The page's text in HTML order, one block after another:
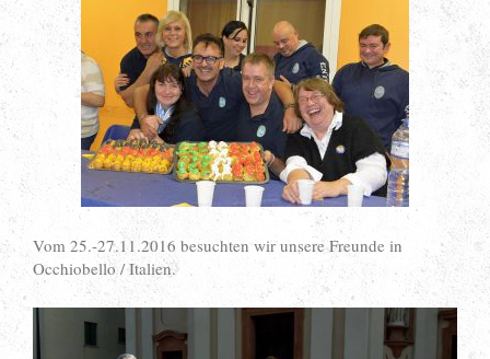
Vom 25.-27.11.2016 besuchten wir unsere Freunde in
Occhiobello / Italien.